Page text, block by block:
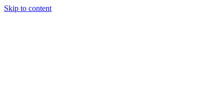
Skip to content